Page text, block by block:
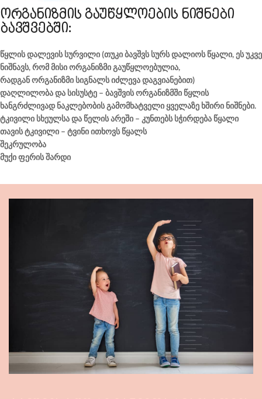
ორგანიზმის გაუწყლოების ნიშნები
ბავშვებში:
წყლის დალევის სურვილი (თუკი ბავშვს სურს დალიოს წყალი, ეს უკვე
ნიშნავს, რომ მისი ორგანიზმი გაუწყლოებულია,
რადგან ორგანიზმი სიგნალს იძლევა დაგვიანებით)
დაღლილობა და სისუსტე – ბავშვის ორგანიზმში წყლის
ხანგრძლივად ნაკლებობის გამომხატველი ყველაზე ხშირი ნიშნები.
ტკივილი სხეულსა და წელის არეში – კუნთებს სჭირდება წყალი
თავის ტკივილი – ტვინი ითხოვს წყალს
შეკრულობა
მუქი ფერის შარდი